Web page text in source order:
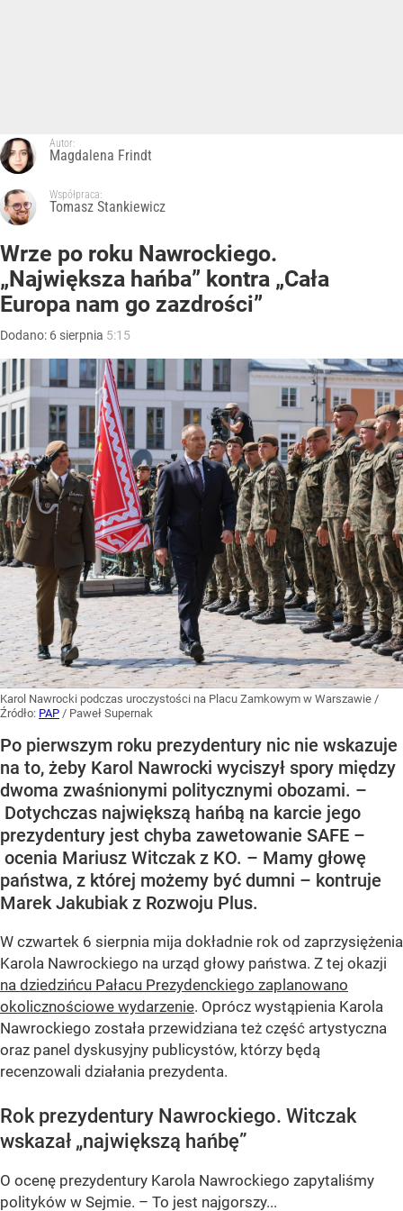
Autor:
Magdalena Frindt
Współpraca:
Tomasz Stankiewicz
Wrze po roku Nawrockiego.
„Największa hańba” kontra „Cała
Europa nam go zazdrości”
Dodano: 6 sierpnia 5:15
Karol Nawrocki podczas uroczystości na Placu Zamkowym w Warszawie /
Źródło: PAP / Paweł Supernak
Po pierwszym roku prezydentury nic nie wskazuje
na to, żeby Karol Nawrocki wyciszył spory między
dwoma zwaśnionymi politycznymi obozami. –
Dotychczas największą hańbą na karcie jego
prezydentury jest chyba zawetowanie SAFE –
ocenia Mariusz Witczak z KO. – Mamy głowę
państwa, z której możemy być dumni – kontruje
Marek Jakubiak z Rozwoju Plus.
W czwartek 6 sierpnia mija dokładnie rok od zaprzysiężenia
Karola Nawrockiego na urząd głowy państwa. Z tej okazji
na dziedzińcu Pałacu Prezydenckiego zaplanowano
okolicznościowe wydarzenie. Oprócz wystąpienia Karola
Nawrockiego została przewidziana też część artystyczna
oraz panel dyskusyjny publicystów, którzy będą
recenzowali działania prezydenta.
Rok prezydentury Nawrockiego. Witczak
wskazał „największą hańbę”
O ocenę prezydentury Karola Nawrockiego zapytaliśmy
polityków w Sejmie. – To jest najgorszy...